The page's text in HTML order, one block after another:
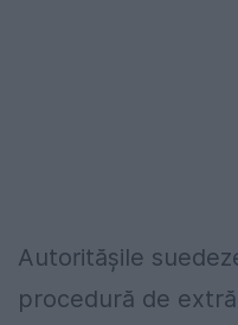
Autoritășile
procedură de